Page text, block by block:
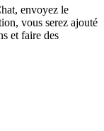
envoyez le
vous serez ajouté
et faire des